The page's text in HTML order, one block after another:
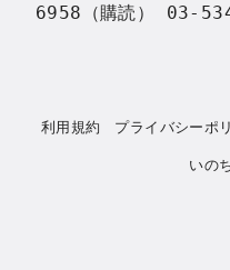
6958（購読） 03-
利用規約 プライバシーポ
いの